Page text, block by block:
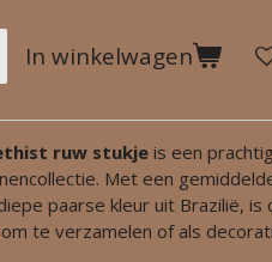
In winkelwagen
ruw stukje is een
Met een
paarse kleur uit Brazilië, is
te verzamelen of als